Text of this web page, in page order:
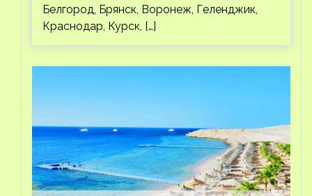
Белгород, Брянск, Воронеж, Геленджик,
Краснодар, Курск, […]